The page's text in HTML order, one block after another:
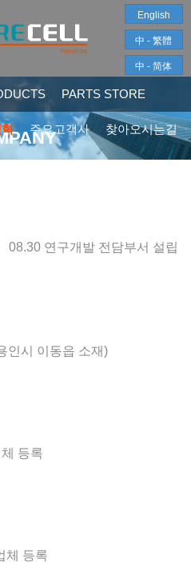
English
中 - 繁體
中 - 简体
PARTS STORE
주요고객사 찾아오시는길
08.30 연구개발 전담부서 설립
인시 이동읍 소재)
등록
체 등록